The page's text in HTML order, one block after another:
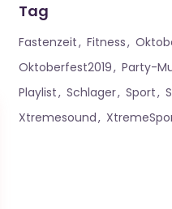
Tag
Fastenzeit Fitness
Oktoberfest2019
Party-
Playlist
Schlager Sport
Xtremesound